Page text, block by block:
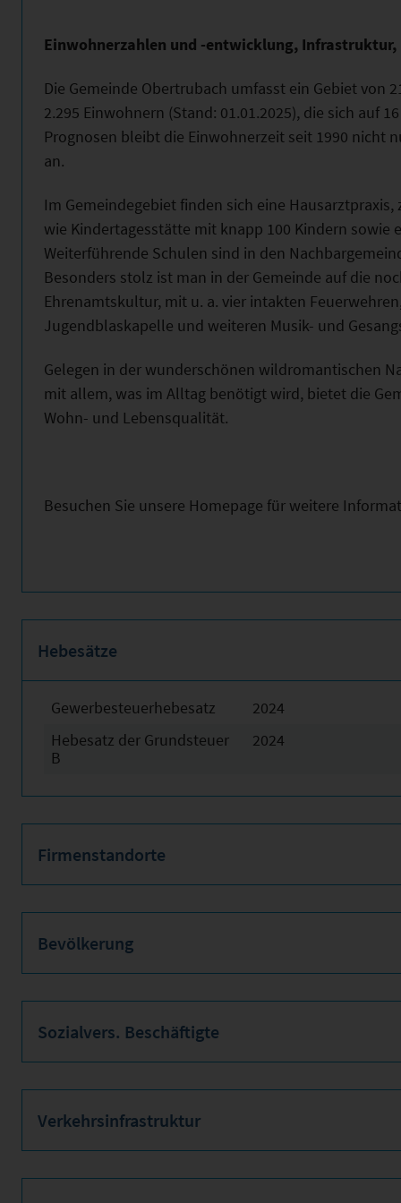
Einwohnerzahlen und -entwicklung,
Die Gemeinde Obertrubach umfasst ein Gebiet von
2.295 Einwohnern (Stand: 01.01.2025), die sich auf
Prognosen bleibt die Einwohnerzeit seit 1990 nicht
an.
Im Gemeindegebiet finden sich eine
wie Kindertagesstätte mit knapp 100 Kindern sowie
Weiterführende Schulen sind in den
Besonders stolz ist man in der Gemeinde auf die
Ehrenamtskultur, mit u. a. vier intakten
Jugendblaskapelle und weiteren Musik- und
Gelegen in der wunderschönen wildromantischen
mit allem, was im Alltag benötigt wird, bietet die
Wohn- und Lebensqualität.
Besuchen Sie unsere Homepage für weitere
Hebesätze
Gewerbesteuerhebesatz 2024
Hebesatz der Grundsteuer
B
2024
Firmenstandorte
Bevölkerung
Sozialvers. Beschäftigte
Verkehrsinfrastruktur